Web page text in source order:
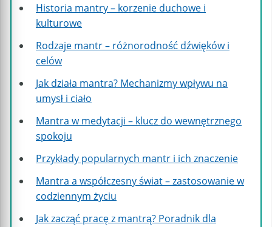
Historia mantry – korzenie duchowe i
kulturowe
Rodzaje mantr – różnorodność dźwięków i
celów
Jak działa mantra? Mechanizmy wpływu na
umysł i ciało
Mantra w medytacji – klucz do wewnętrznego
spokoju
Przykłady popularnych mantr i ich znaczenie
Mantra a współczesny świat – zastosowanie w
codziennym życiu
Jak zacząć pracę z mantrą? Poradnik dla